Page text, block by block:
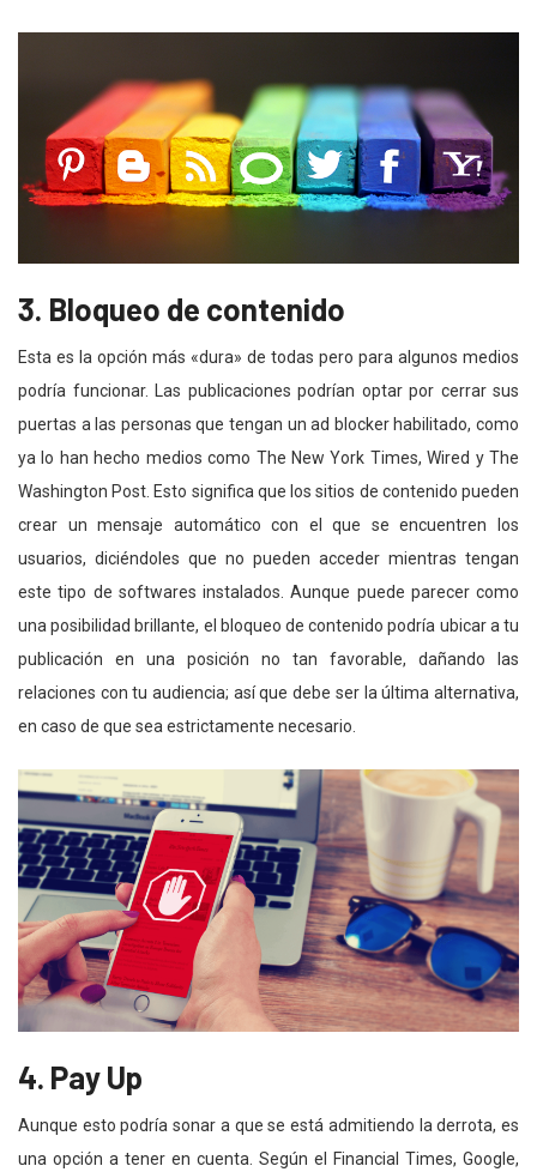
3. Bloqueo de contenido
Esta es la opción más «dura» de todas pero para algunos medios
podría funcionar. Las publicaciones podrían optar por cerrar sus
puertas a las personas que tengan un ad blocker habilitado, como
ya lo han hecho medios como The New York Times, Wired y The
Washington Post. Esto significa que los sitios de contenido pueden
crear un mensaje automático con el que se encuentren los
usuarios, diciéndoles que no pueden acceder mientras tengan
este tipo de softwares instalados. Aunque puede parecer como
una posibilidad brillante, el bloqueo de contenido podría ubicar a tu
publicación en una posición no tan favorable, dañando las
relaciones con tu audiencia; así que debe ser la última alternativa,
en caso de que sea estrictamente necesario.
4. Pay Up
Aunque esto podría sonar a que se está admitiendo la derrota, es
una opción a tener en cuenta. Según el Financial Times, Google,